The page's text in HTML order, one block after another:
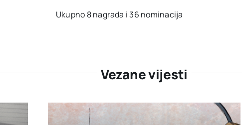
Ukupno 8 nagrada i 36 nominacija
Vezane vijesti